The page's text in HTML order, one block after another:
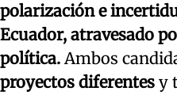
polarización e
Ecuador, atravesado
política.Ambos
proyectos diferentes y